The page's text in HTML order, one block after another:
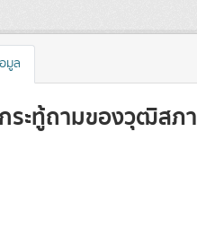
มูล
ระทู้ถามของวุฒิสภา